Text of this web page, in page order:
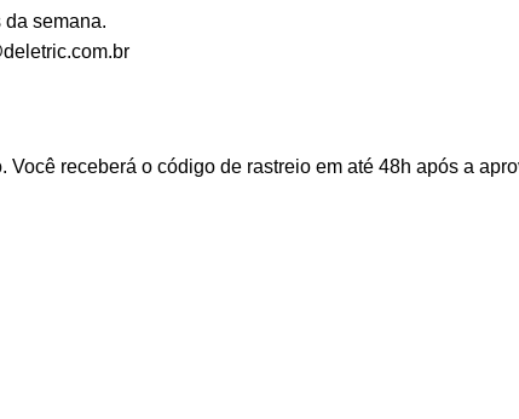
semana.
receberá o código de rastreio em até 48h após a